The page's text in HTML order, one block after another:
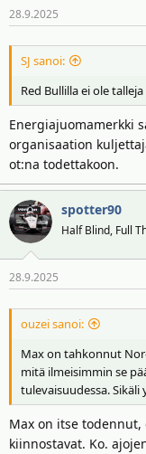
28.9.2025
SJ sanoi:
Red Bullilla ei ole
Energiajuomamerkki
organisaation
ot:na todettakoon.
spotter90
Half Blind, Full
28.9.2025
ouzei sanoi:
Max on tahkonnut
mitä ilmeisimmin se
tulevaisuudessa.
Max on itse todennut,
kiinnostavat. Ko.